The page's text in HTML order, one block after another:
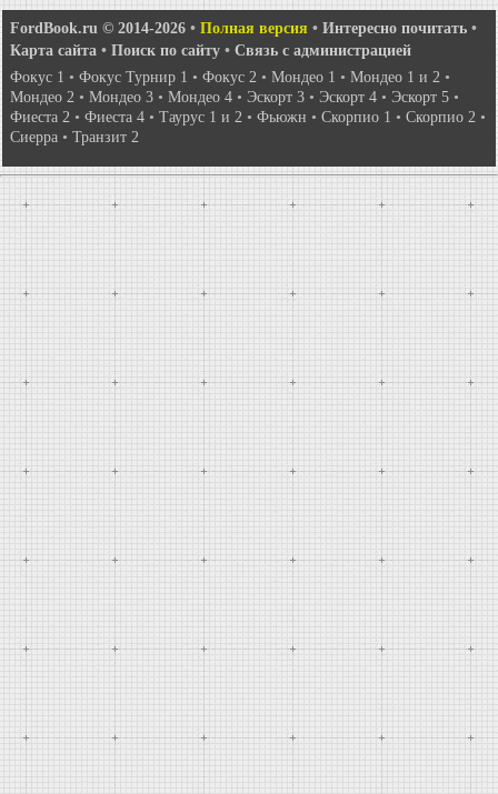
FordBook.ru © 2014-2026 • Полная версия • Интересно почитать •
Карта сайта • Поиск по сайту • Связь с администрацией
Фокус 1 • Фокус Турнир 1 • Фокус 2 • Мондео 1 • Мондео 1 и 2 •
Мондео 2 • Мондео 3 • Мондео 4 • Эскорт 3 • Эскорт 4 • Эскорт 5 •
Фиеста 2 • Фиеста 4 • Таурус 1 и 2 • Фьюжн • Скорпио 1 • Скорпио 2 •
Сиерра • Транзит 2